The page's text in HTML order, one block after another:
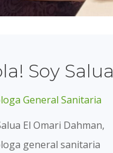
Soy Salua
General Sanitaria
El Omari Dahman,
general sanitaria